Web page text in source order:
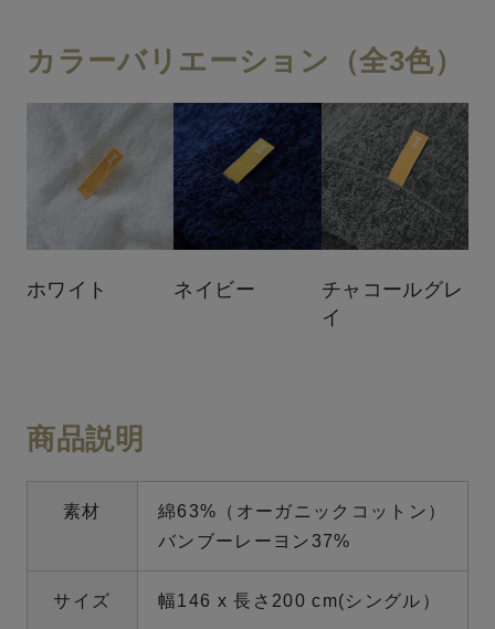
カラーバリエーション（全3色）
ホワイト ネイビー
チャコールグレ
イ
商品説明
素材
綿63%（オーガニックコットン）
バンブーレーヨン37%
サイズ 幅146 x 長さ200 cm(シングル）